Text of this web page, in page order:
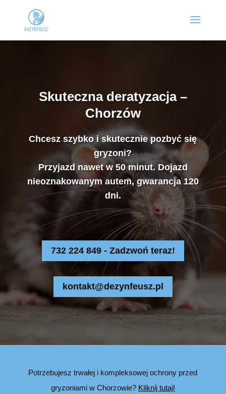
Skuteczna deratyzacja –
Chorzów
Chcesz szybko i skutecznie pozbyć się
gryzoni?
Przyjazd nawet w 50 minut. Dojazd
nieoznakowanym autem, gwarancja 120
dni.
732 224 849 - Zadzwoń teraz!
kontakt@dezynfeusz.pl
Potrzebujesz trwałej i kompleksowej ochrony przed
gryzoniami w Chorzowie? Kliknij tutaj!